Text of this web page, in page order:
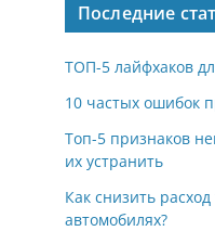
Последние
ТОП-5 лайфхаков
10 частых ошибок
Топ-5 признаков
их устранить
Как снизить
автомобилях?